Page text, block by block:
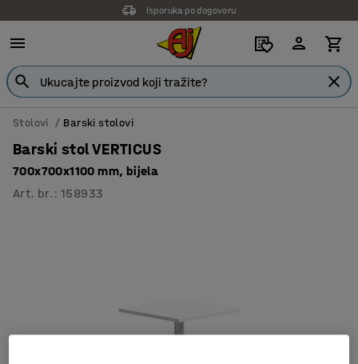
Isporuka po dogovoru
Stolovi Barski stolovi
Barski stol VERTICUS
700x700x1100 mm, bijela
Art. br. :158933